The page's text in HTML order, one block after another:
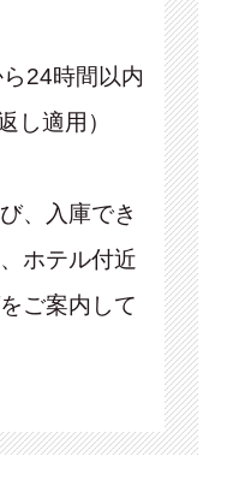
24時間以内
し適用）
、入庫でき
ホテル付近
ご案内して